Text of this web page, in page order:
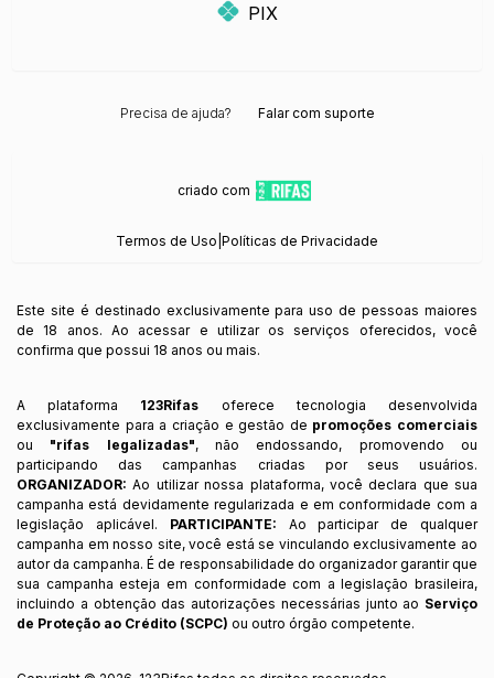
PIX
Precisa de ajuda? Falar com suporte
criado com
Termos de Uso Políticas de Privacidade
Este site é destinado exclusivamente para uso de pessoas maiores
de 18 anos. Ao acessar e utilizar os serviços oferecidos, você
confirma que possui 18 anos ou mais.
A plataforma 123Rifas oferece tecnologia desenvolvida
exclusivamente para a criação e gestão de promoções comerciais
ou "rifas legalizadas", não endossando, promovendo ou
participando das campanhas criadas por seus usuários.
ORGANIZADOR: Ao utilizar nossa plataforma, você declara que sua
campanha está devidamente regularizada e em conformidade com a
legislação aplicável. PARTICIPANTE: Ao participar de qualquer
campanha em nosso site, você está se vinculando exclusivamente ao
autor da campanha. É de responsabilidade do organizador garantir que
sua campanha esteja em conformidade com a legislação brasileira,
incluindo a obtenção das autorizações necessárias junto ao Serviço
de Proteção ao Crédito (SCPC) ou outro órgão competente.